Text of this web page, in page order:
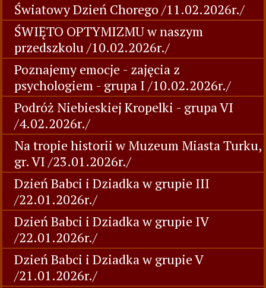
Światowy Dzień Chorego /11.02.2026r./
ŚWIĘTO OPTYMIZMU w naszym
przedszkolu /10.02.2026r./
Poznajemy emocje - zajęcia z
psychologiem - grupa I /10.02.2026r./
Podróż Niebieskiej Kropelki - grupa VI
/4.02.2026r./
Na tropie historii w Muzeum Miasta Turku,
gr. VI /23.01.2026r./
Dzień Babci i Dziadka w grupie III
/22.01.2026r./
Dzień Babci i Dziadka w grupie IV
/22.01.2026r./
Dzień Babci i Dziadka w grupie V
/21.01.2026r./